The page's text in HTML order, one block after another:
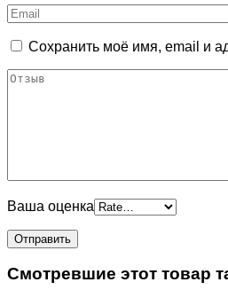
Сохранить моё имя, email и
Ваша оценка
Смотревшие этот товар